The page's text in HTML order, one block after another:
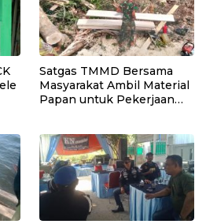
Satgas TMMD Bersama
Masyarakat Ambil Material
Papan untuk Pekerjaan